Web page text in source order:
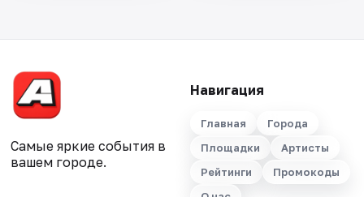
Самые яркие события в
вашем городе.
Навигация
Главная
Города
Площадки
Артисты
Рейтинги
Промокоды